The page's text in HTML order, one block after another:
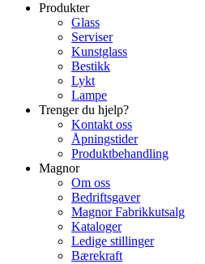
Produkter
Glass
Serviser
Kunstglass
Bestikk
Lykt
Lampe
Trenger du hjelp?
Kontakt oss
Åpningstider
Produktbehandling
Magnor
Om oss
Bedriftsgaver
Magnor Fabrikkutsalg
Kataloger
Ledige stillinger
Bærekraft